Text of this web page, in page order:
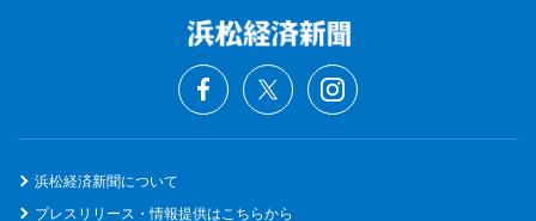
浜松経済新聞について
プレスリリース・情報提供はこちらから